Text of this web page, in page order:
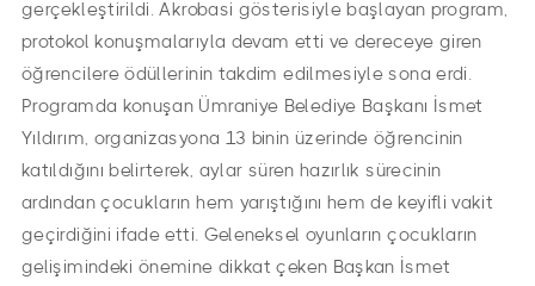
gerçekleştirildi. Akrobasi gösterisiyle başlayan program,
protokol konuşmalarıyla devam etti ve dereceye giren
öğrencilere ödüllerinin takdim edilmesiyle sona erdi.
Programda konuşan Ümraniye Belediye Başkanı İsmet
Yıldırım, organizasyona 13 binin üzerinde öğrencinin
katıldığını belirterek, aylar süren hazırlık sürecinin
ardından çocukların hem yarıştığını hem de keyifli vakit
geçirdiğini ifade etti. Geleneksel oyunların çocukların
gelişimindeki önemine dikkat çeken Başkan İsmet